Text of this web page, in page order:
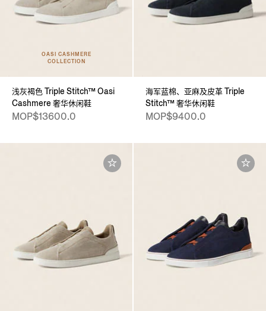
OASI CASHMERE
COLLECTION
浅灰褐色 Triple Stitch™ Oasi
Cashmere 奢华休闲鞋
MOP$13600.0
海军蓝棉、亚麻及皮革 Triple
Stitch™ 奢华休闲鞋
MOP$9400.0